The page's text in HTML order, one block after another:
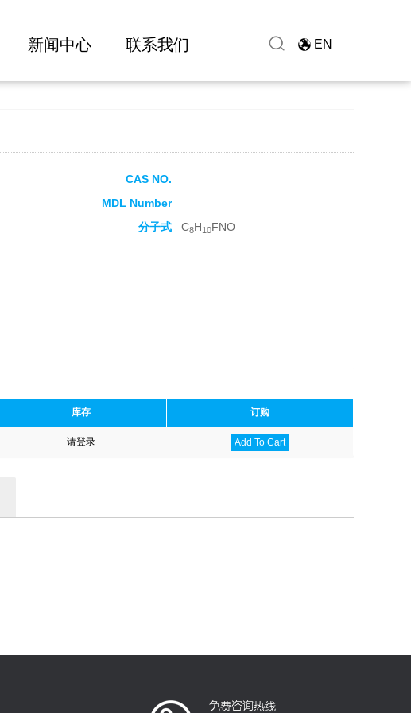
新闻中心 联系我们 EN
CAS NO.
MDL Number
分子式 C8H10FNO
库存 订购
请登录 Add To Cart